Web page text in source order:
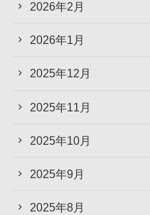
2026年2月
2026年1月
2025年12月
2025年11月
2025年10月
2025年9月
2025年8月